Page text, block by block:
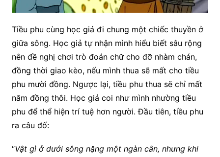
Tiều phu cùng học giả đi chung một chiếc thuyền ở
giữa sông. Học giả tự nhận mình hiểu biết sâu rộng
nên đề nghị chơi trò đoán chữ cho đỡ nhàm chán,
đồng thời giao kèo, nếu mình thua sẽ mất cho tiều
phu mười đồng. Ngược lại, tiều phu thua sẽ chỉ mất
năm đồng thôi. Học giả coi như mình nhường tiều
phu để thể hiện trí tuệ hơn người. Đầu tiên, tiều phu
ra câu đố:
“Vật gì ở dưới sông nặng một ngàn cân, nhưng khi